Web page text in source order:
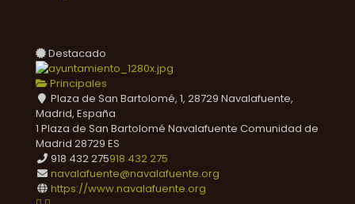
Destacado
Principales
Plaza de San Bartolomé, 1, 28729 Navalafuente,
Madrid, España
1 Plaza de San Bartolomé Navalafuente Comunidad de
Madrid 28729 ES
918 432 275918 432 275
navalafuente@navalafuente.org
https://www.navalafuente.org